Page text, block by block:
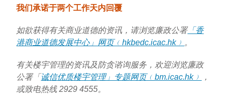
我们承诺于两个工作天内回覆
如欲获得有关商业道德的资讯，请浏览廉政公署「香
港商业道德发展中心」网页﹙hkbedc.icac.hk﹚ 。
有关楼宇管理的资讯及防贪谘询服务，欢迎浏览廉政
公署「 诚信优质楼宇管理」专题网页﹙bm.icac.hk﹚
，
或致电热线 2929 4555。